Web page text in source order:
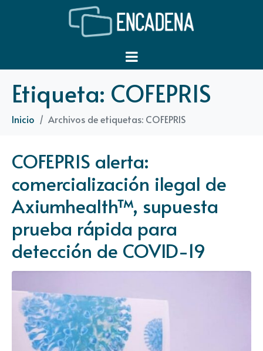
Etiqueta: COFEPRIS
Inicio Archivos de etiquetas: COFEPRIS
COFEPRIS alerta:
comercialización ilegal de
Axiumhealth™, supuesta
prueba rápida para
detección de COVID-19